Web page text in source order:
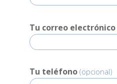
Tu correo electrónico
Tu teléfono (opcional)